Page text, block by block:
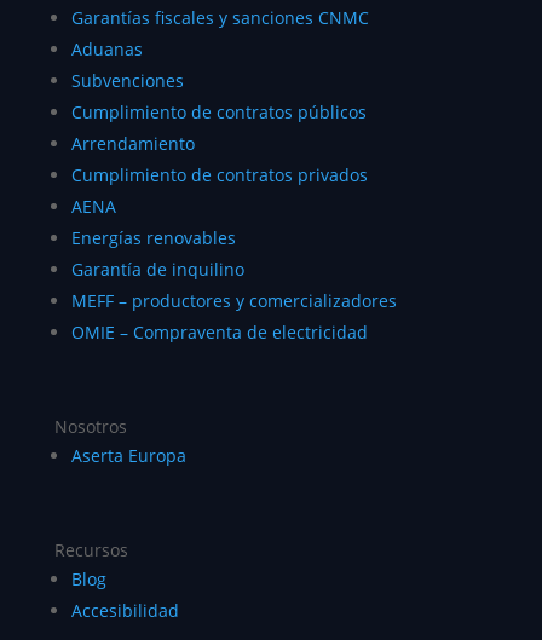
Garantías fiscales y sanciones CNMC
Aduanas
Subvenciones
Cumplimiento de contratos públicos
Arrendamiento
Cumplimiento de contratos privados
AENA
Energías renovables
Garantía de inquilino
MEFF – productores y comercializadores
OMIE – Compraventa de electricidad
Nosotros
Aserta Europa
Recursos
Blog
Accesibilidad